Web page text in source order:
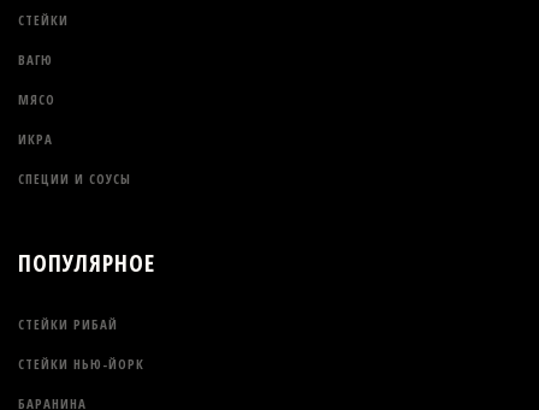
СТЕЙКИ
ВАГЮ
МЯСО
ИКРА
СПЕЦИИ И СОУСЫ
ПОПУЛЯРНОЕ
СТЕЙКИ РИБАЙ
СТЕЙКИ НЬЮ-ЙОРК
БАРАНИНА